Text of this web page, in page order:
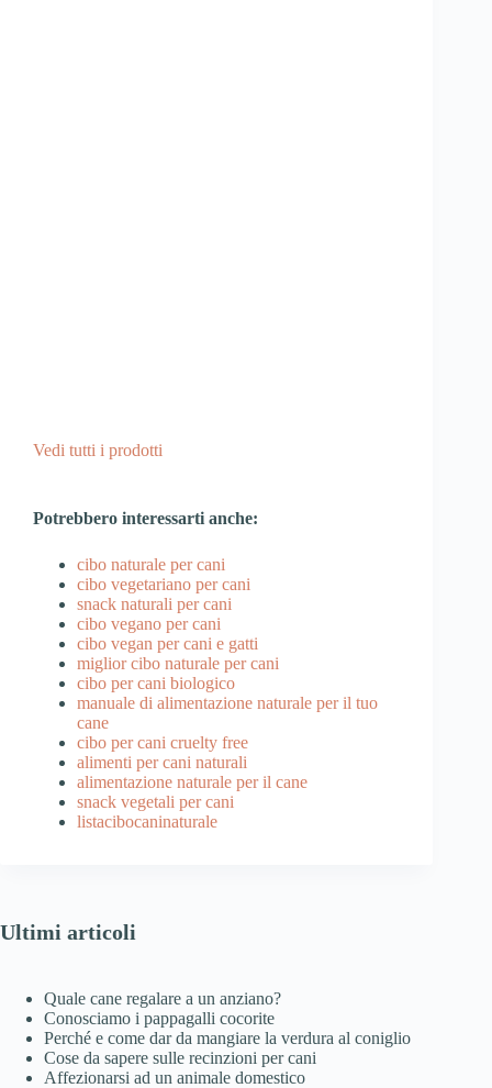
Vedi tutti i prodotti
Potrebbero interessarti anche:
cibo naturale per cani
cibo vegetariano per cani
snack naturali per cani
cibo vegano per cani
cibo vegan per cani e gatti
miglior cibo naturale per cani
cibo per cani biologico
manuale di alimentazione naturale per il tuo
cane
cibo per cani cruelty free
alimenti per cani naturali
alimentazione naturale per il cane
snack vegetali per cani
listacibocaninaturale
Ultimi articoli
Quale cane regalare a un anziano?
Conosciamo i pappagalli cocorite
Perché e come dar da mangiare la verdura al coniglio
Cose da sapere sulle recinzioni per cani
Affezionarsi ad un animale domestico